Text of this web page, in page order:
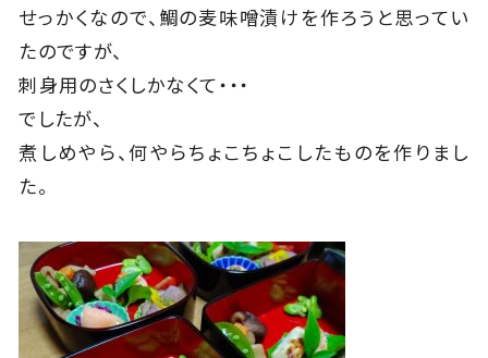
せっかくなので、鯛の麦味噌漬けを作ろうと思ってい
たのですが、
刺身用のさくしかなくて・・・
でしたが、
煮しめやら、何やらちょこちょこしたものを作りまし
た。